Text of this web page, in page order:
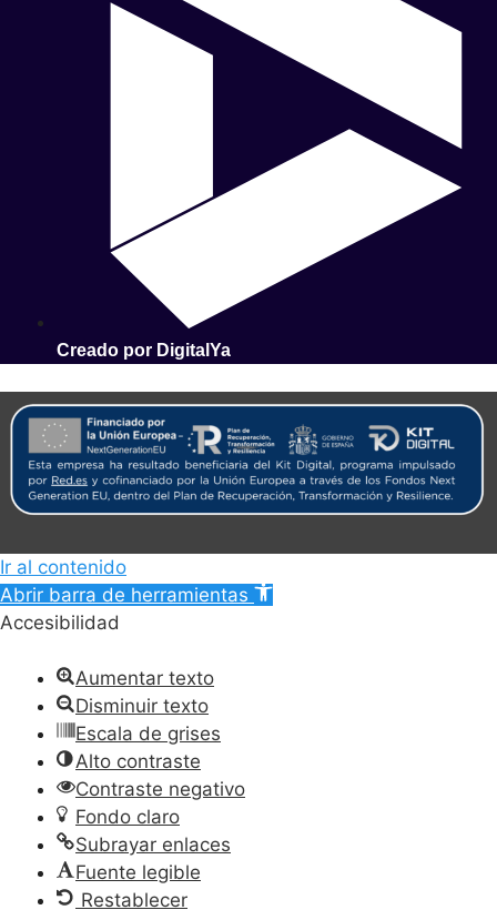
Creado por DigitalYa
Ir al contenido
Abrir barra de herramientas
Accesibilidad
Aumentar texto
Disminuir texto
Escala de grises
Alto contraste
Contraste negativo
Fondo claro
Subrayar enlaces
Fuente legible
Restablecer